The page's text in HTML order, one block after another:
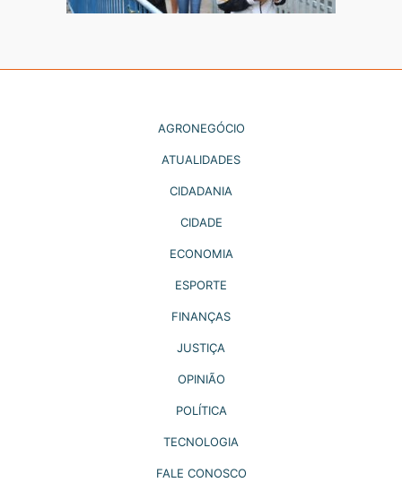
AGRONEGÓCIO
ATUALIDADES
CIDADANIA
CIDADE
ECONOMIA
ESPORTE
FINANÇAS
JUSTIÇA
OPINIÃO
POLÍTICA
TECNOLOGIA
FALE CONOSCO